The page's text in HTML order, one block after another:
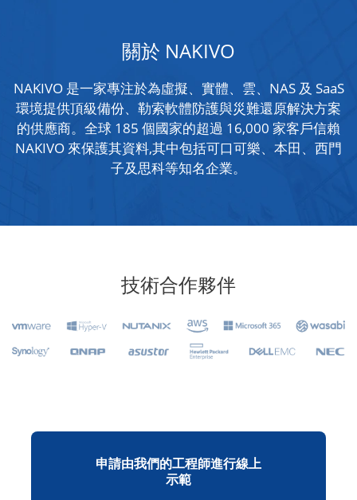
關於 NAKIVO
NAKIVO 是一家專注於為虛擬、實體、雲、NAS 及 SaaS
環境提供頂級備份、勒索軟體防護與災難還原解決方案
的供應商。全球 185 個國家的超過 16,000 家客戶信賴
NAKIVO 來保護其資料,其中包括可口可樂、本田、西門
子及思科等知名企業。
技術合作夥伴
申請由我們的工程師進行線上
示範